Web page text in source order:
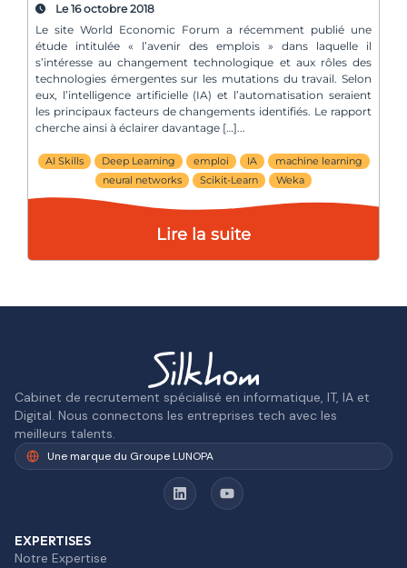
Le 16 octobre 2018
Le site World Economic Forum a récemment publié une
étude intitulée « l’avenir des emplois » dans laquelle il
s’intéresse au changement technologique et aux rôles des
technologies émergentes sur les mutations du travail. Selon
eux, l’intelligence artificielle (IA) et l’automatisation seraient
les principaux facteurs de changements identifiés. Le rapport
cherche ainsi à éclairer davantage […]
AI Skills Deep Learning emploi IA
machine learning
neural networks
Scikit-Learn Weka
Lire la suite
Cabinet de recrutement spécialisé en informatique, IT, IA et
Digital. Nous connectons les entreprises tech avec les
meilleurs talents.
Une marque du Groupe LUNOPA
EXPERTISES
Notre Expertise